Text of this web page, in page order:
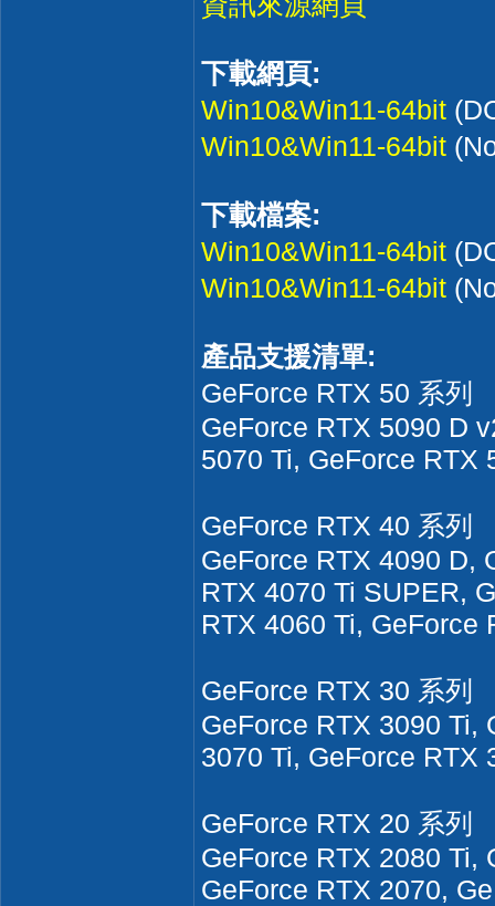
下載網頁:
Win10&Win11-64bit
Win10&Win11-64bit
下載檔案:
Win10&Win11-64bit
Win10&Win11-64bit
產品支援清單:
GeForce RTX 50 系列
GeForce RTX 5090 D
5070 Ti, GeForce RTX
GeForce RTX 40 系列
GeForce RTX 4090 D,
RTX 4070 Ti SUPER,
RTX 4060 Ti, GeForce
GeForce RTX 30 系列
GeForce RTX 3090 Ti,
3070 Ti, GeForce RTX
GeForce RTX 20 系列
GeForce RTX 2080 Ti,
GeForce RTX 2070,